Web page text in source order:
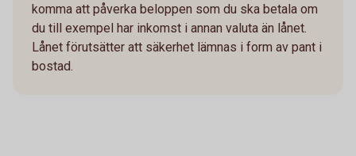
komma att påverka beloppen som du ska betala om
du till exempel har inkomst i annan valuta än lånet.
Lånet förutsätter att säkerhet lämnas i form av pant i
bostad.